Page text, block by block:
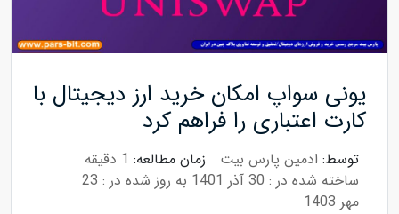
یونی سواپ امکان خرید ارز دیجیتال با
کارت اعتباری را فراهم کرد
توسط: ادمین پارس بیت زمان مطالعه: 1 دقیقه
ساخته شده در : 30 آذر 1401
به روز شده در : 23
مهر 1403